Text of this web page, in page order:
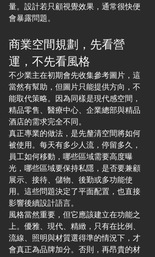
量。設計若只顧視覺效果，通常很快便
會暴露問題。
商業空間規劃，先看營
運，不先看風格
不少業主在初期會先收集參考圖片，這
當然有幫助，但圖片只能提供方向，不
能取代策略。因為同樣是現代感空間，
精品零售、醫療中心、企業總部與精品
酒店的需求完全不同。
真正專業的做法，是先釐清空間將如何
被使用。每天有多少人流，停留多久，
員工如何移動，哪些區域需要高度曝
光，哪些區域要保持私隱，是否要兼顧
展示、接待、儲物、後勤或多功能使
用。這些問題決定了平面配置，也直接
影響後續設計語言。
風格當然重要，但它應該建立在功能之
上。優雅、現代、精緻，只有在比例、
流線、照明與材質選得準的情況下，才
會真正為品牌加分。否則，再昂貴的材